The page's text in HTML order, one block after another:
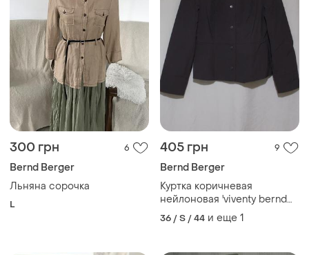
300 грн 6
Bernd Berger
Льняна сорочка
L
405 грн 9
Bernd Berger
Куртка коричневая
нейлоновая 'viventy bernd
berger' 46-48р
36 / S / 44 и еще 1